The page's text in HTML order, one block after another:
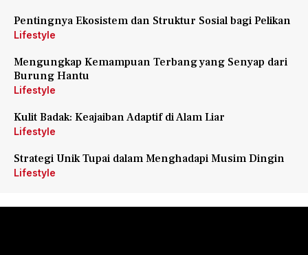
Pentingnya Ekosistem dan Struktur Sosial bagi Pelikan
Lifestyle
Mengungkap Kemampuan Terbang yang Senyap dari
Burung Hantu
Lifestyle
Kulit Badak: Keajaiban Adaptif di Alam Liar
Lifestyle
Strategi Unik Tupai dalam Menghadapi Musim Dingin
Lifestyle